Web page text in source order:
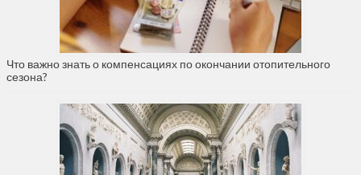
Что важно знать о компенсациях по окончании отопительного
сезона?